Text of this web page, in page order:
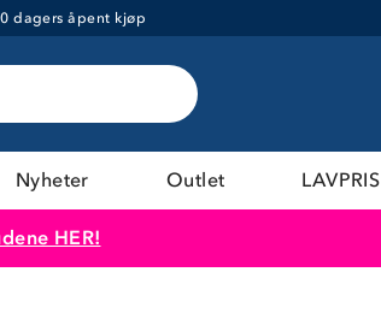
dagers åpent kjøp
Nyheter Outlet LAVPRIS
HER!